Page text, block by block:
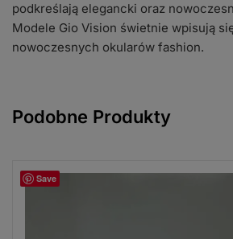
podkreślają elegancki oraz
Modele Gio Vision świetnie wpisują
nowoczesnych okularów fashion.
Podobne Produkty
Save